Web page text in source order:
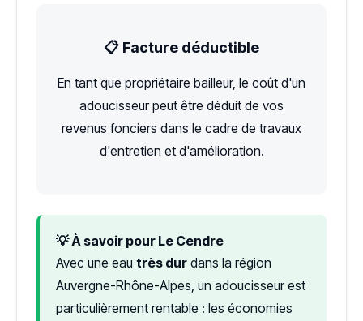
📋 Facture déductible
En tant que propriétaire bailleur, le coût d'un
adoucisseur peut être déduit de vos
revenus fonciers dans le cadre de travaux
d'entretien et d'amélioration.
💡 À savoir pour Le Cendre
Avec une eau très dur dans la région
Auvergne-Rhône-Alpes, un adoucisseur est
particulièrement rentable : les économies